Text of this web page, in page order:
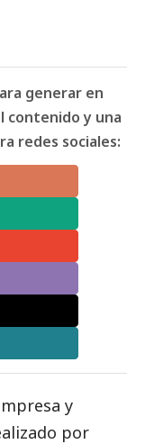
generar en
contenido y una
redes sociales:
y
por